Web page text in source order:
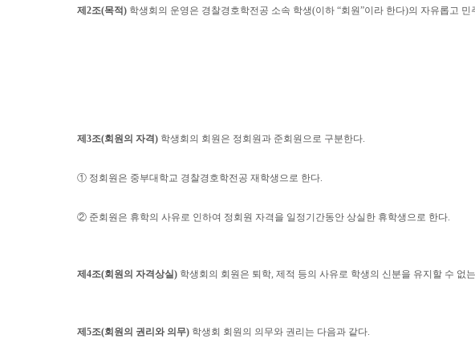
제2조(목적) 학생회의 운영은 경찰경호학전공 소속 학생(이하 “회원”이라 한다)의 자유롭고 민
제 3조(회원의 자격) 학생회의 회원은 정회원과 준회원으로 구분한다.
① 정회원은 중부대학교 경찰경호학전공 재학생으로 한다.
② 준회원은 휴학의 사유로 인하여 정회원 자격을 일정기간동안 상실한 휴학생으로 한다.
제 4조(회원의 자격상실) 학생회의 회원은 퇴학, 제적 등의 사유로 학생의 신분을 유지할 수 없
제5조(회원의 권리와 의무) 학생회 회원의 의무와 권리는 다음과 같다